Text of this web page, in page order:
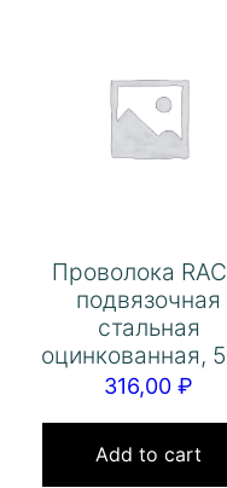
Проволока
подвязочная
стальная
оцинкованная,
316,00₽
Add to cart